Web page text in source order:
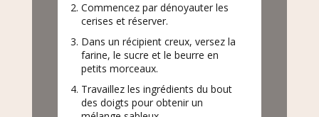
Commencez par dénoyauter les
cerises et réserver.
Dans un récipient creux, versez la
farine, le sucre et le beurre en
petits morceaux.
Travaillez les ingrédients du bout
des doigts pour obtenir un